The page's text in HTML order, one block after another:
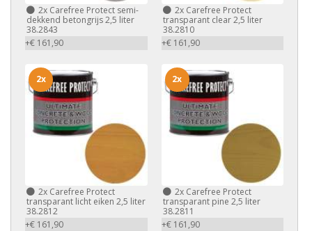
2x Carefree Protect semi-
dekkend betongrijs 2,5 liter
38.2843
+€ 161,90
2xCarefree Protect
transparant clear 2,5 liter
38.2810
+€ 161,90
2x Carefree Protect
transparant licht eiken 2,5 liter
38.2812
+€ 161,90
2x
2xCarefree Protect
transparant pine 2,5 liter
38.2811
+€ 161,90
2x